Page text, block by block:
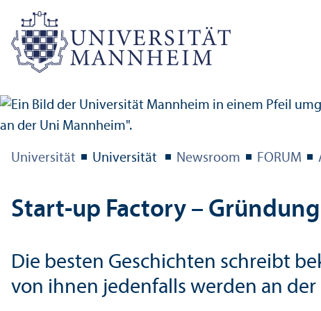
Universität Universität Newsroom FORUM
Start-up Factory –
Die besten Geschichten schreibt
von ihnen jedenfalls werden an